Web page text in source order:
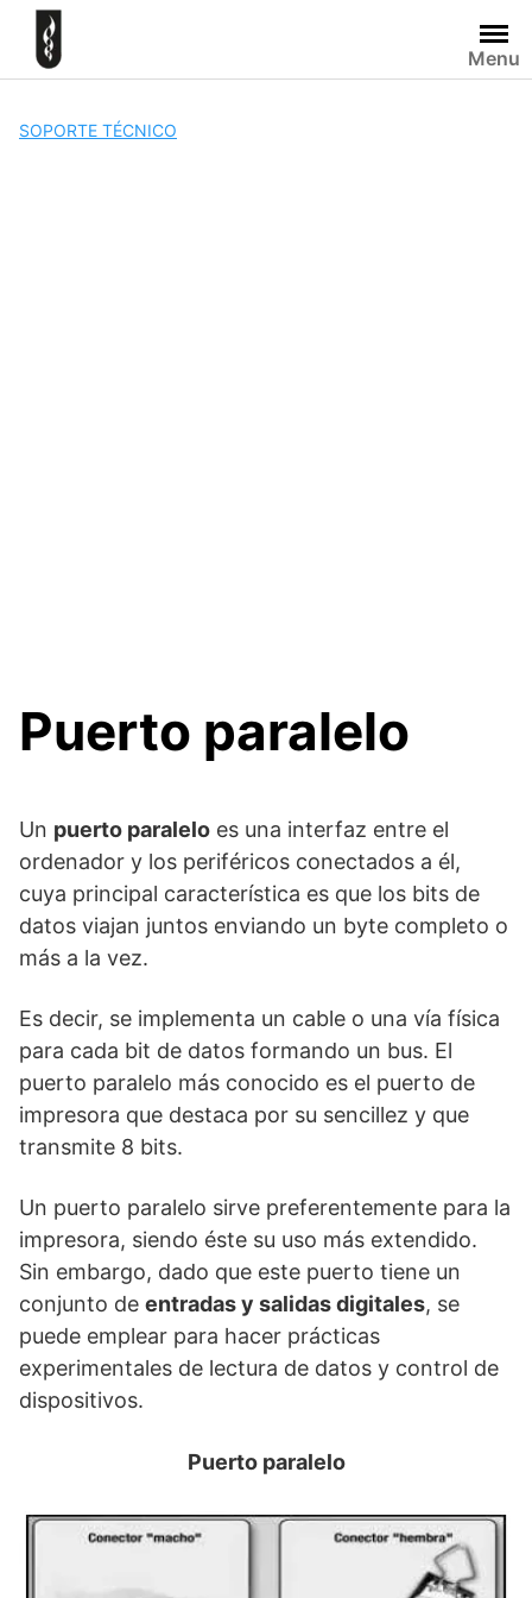
Skip
content
Menu
SOPORTE TÉCNICO
Puerto paralelo
Un puerto paralelo es una interfaz entre el
ordenador y los periféricos conectados a él,
cuya principal característica es que los bits de
datos viajan juntos enviando un byte completo o
más a la vez.
Es decir, se implementa un cable o una vía física
para cada bit de datos formando un bus. El
puerto paralelo más conocido es el puerto de
impresora que destaca por su sencillez y que
transmite 8 bits.
Un puerto paralelo sirve preferentemente para la
impresora, siendo éste su uso más extendido.
Sin embargo, dado que este puerto tiene un
conjunto de entradas y salidas digitales, se
puede emplear para hacer prácticas
experimentales de lectura de datos y control de
dispositivos.
Puerto paralelo